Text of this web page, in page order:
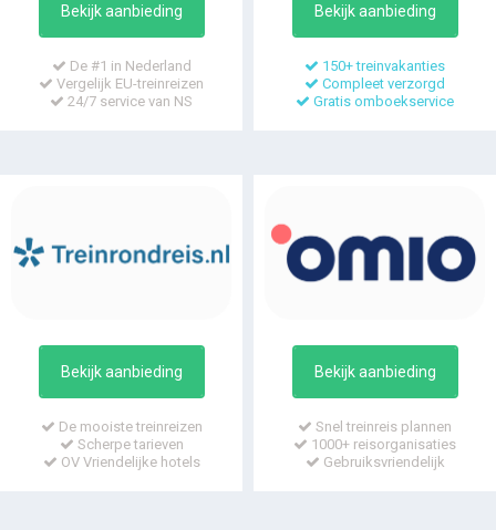
Bekijk aanbieding
De #1 in Nederland
Vergelijk EU-treinreizen
24/7 service van NS
Bekijk aanbieding
150+ treinvakanties
Compleet verzorgd
Gratis omboekservice
Bekijk aanbieding
De mooiste treinreizen
Scherpe tarieven
OV Vriendelijke hotels
Bekijk aanbieding
Snel treinreis plannen
1000+ reisorganisaties
Gebruiksvriendelijk